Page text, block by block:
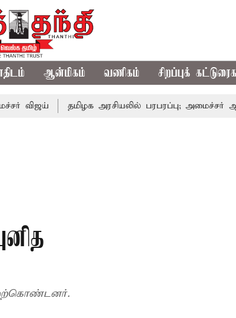
ஆன்மிகம் வணிகம் சிறப்புக்
தமிழக அரசியலில் பரபரப்பு; அமைச்சர் ஆனந்த்